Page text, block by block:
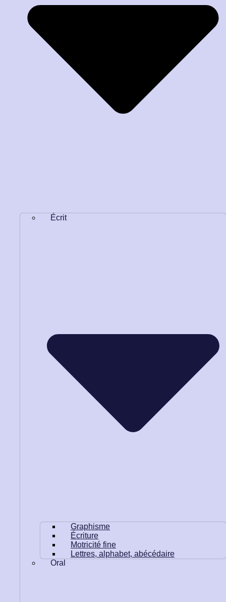
Écrit
Graphisme
Écriture
Motricité fine
Lettres, alphabet, abécédaire
Oral